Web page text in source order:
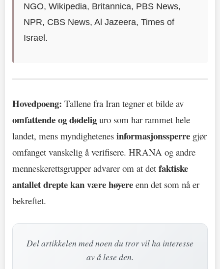
NGO, Wikipedia, Britannica, PBS News,
NPR, CBS News, Al Jazeera, Times of
Israel.
Hovedpoeng: Tallene fra Iran tegner et bilde av
omfattende og dødelig uro som har rammet hele
landet, mens myndighetenes informasjonssperre gjør
omfanget vanskelig å verifisere. HRANA og andre
menneskerettsgrupper advarer om at det faktiske
antallet drepte kan være høyere enn det som nå er
bekreftet.
Del artikkelen med noen du tror vil ha interesse
av å lese den.